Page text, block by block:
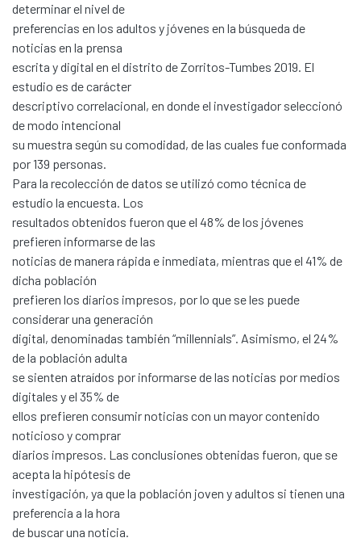
determinar el nivel de
preferencias en los adultos y jóvenes en la búsqueda de
noticias en la prensa
escrita y digital en el distrito de Zorritos-Tumbes 2019. El
estudio es de carácter
descriptivo correlacional, en donde el investigador seleccionó
de modo intencional
su muestra según su comodidad, de las cuales fue conformada
por 139 personas.
Para la recolección de datos se utilizó como técnica de
estudio la encuesta. Los
resultados obtenidos fueron que el 48% de los jóvenes
prefieren informarse de las
noticias de manera rápida e inmediata, mientras que el 41% de
dicha población
prefieren los diarios impresos, por lo que se les puede
considerar una generación
digital, denominadas también “millennials”. Asimismo, el 24%
de la población adulta
se sienten atraídos por informarse de las noticias por medios
digitales y el 35% de
ellos prefieren consumir noticias con un mayor contenido
noticioso y comprar
diarios impresos. Las conclusiones obtenidas fueron, que se
acepta la hipótesis de
investigación, ya que la población joven y adultos si tienen una
preferencia a la hora
de buscar una noticia.